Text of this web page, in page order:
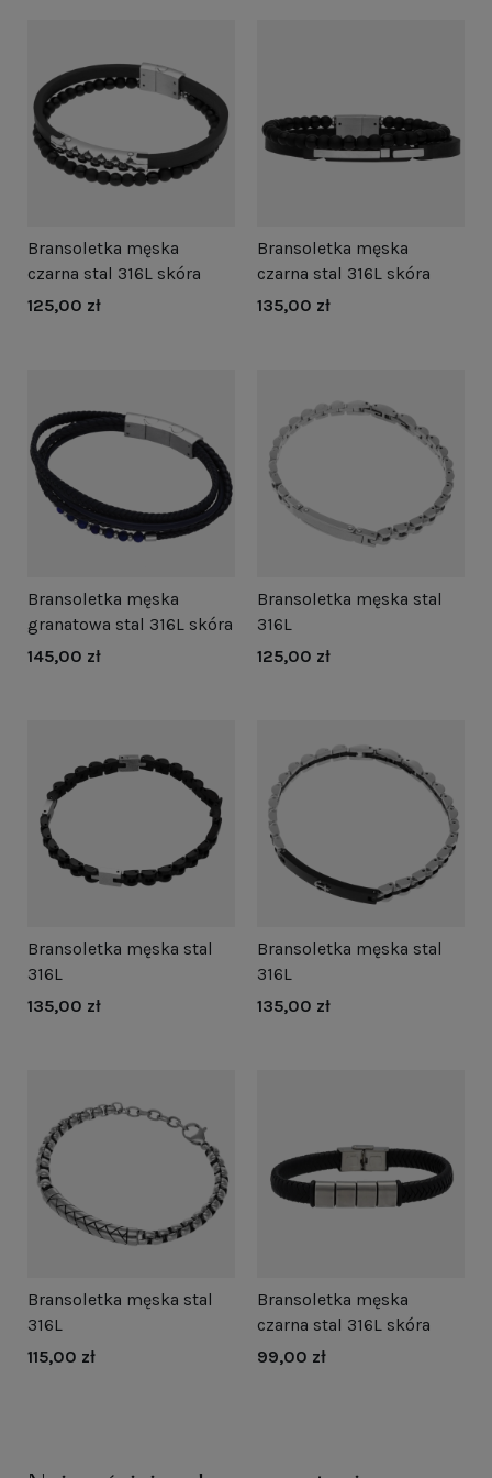
Bransoletka męska
czarna stal 316L skóra
125,00 zł
Bransoletka męska
czarna stal 316L skóra
135,00 zł
Bransoletka męska
granatowa stal 316L skóra
145,00 zł
Bransoletka męska stal
316L
125,00 zł
Bransoletka męska stal
316L
135,00 zł
Bransoletka męska stal
316L
135,00 zł
Bransoletka męska stal
316L
115,00 zł
Bransoletka męska
czarna stal 316L skóra
99,00 zł